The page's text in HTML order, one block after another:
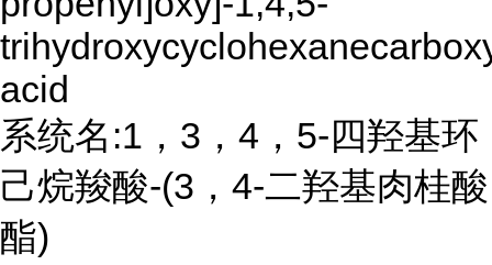
acid
系统名:1，3，4，5-四羟基环
己烷羧酸-(3，4-二羟基肉桂酸
酯)